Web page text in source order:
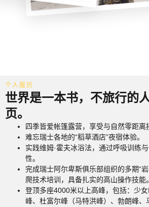
个人履历
世界是一本书，不旅行的
页。
四季皆爱帐篷露营，享受与自然零距离
难忘瑞士各地的“稻草酒店”夜宿体验。
实践维姆·霍夫冰浴法，通过呼吸训练
性。
完成瑞士阿尔卑斯俱乐部组织的多期“
爬技术培训，具备扎实的高山操作技能。
登顶多座4000米以上高峰，包括：少
峰、杜富尔峰（马特洪峰）、勃朗峰、